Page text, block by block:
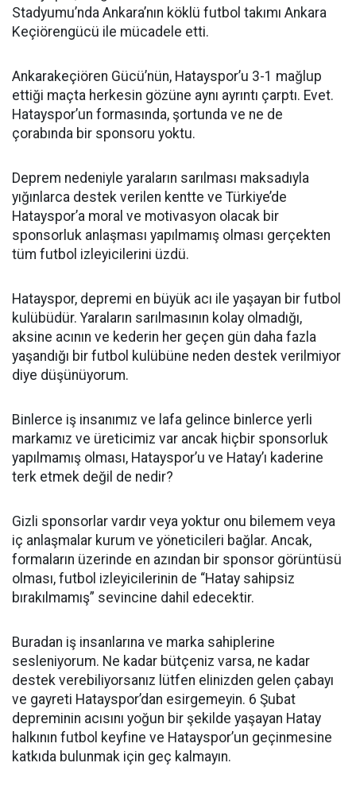
Stadyumu’nda Ankara’nın köklü futbol takımı Ankara
Keçiörengücü ile mücadele etti.
Ankarakeçiören Gücü’nün, Hatayspor’u 3-1 mağlup
ettiği maçta herkesin gözüne aynı ayrıntı çarptı. Evet.
Hatayspor’un formasında, şortunda ve ne de
çorabında bir sponsoru yoktu.
Deprem nedeniyle yaraların sarılması maksadıyla
yığınlarca destek verilen kentte ve Türkiye’de
Hatayspor’a moral ve motivasyon olacak bir
sponsorluk anlaşması yapılmamış olması gerçekten
tüm futbol izleyicilerini üzdü.
Hatayspor, depremi en büyük acı ile yaşayan bir futbol
kulübüdür. Yaraların sarılmasının kolay olmadığı,
aksine acının ve kederin her geçen gün daha fazla
yaşandığı bir futbol kulübüne neden destek verilmiyor
diye düşünüyorum.
Binlerce iş insanımız ve lafa gelince binlerce yerli
markamız ve üreticimiz var ancak hiçbir sponsorluk
yapılmamış olması, Hatayspor’u ve Hatay’ı kaderine
terk etmek değil de nedir?
Gizli sponsorlar vardır veya yoktur onu bilemem veya
iç anlaşmalar kurum ve yöneticileri bağlar. Ancak,
formaların üzerinde en azından bir sponsor görüntüsü
olması, futbol izleyicilerinin de “Hatay sahipsiz
bırakılmamış” sevincine dahil edecektir.
Buradan iş insanlarına ve marka sahiplerine
sesleniyorum. Ne kadar bütçeniz varsa, ne kadar
destek verebiliyorsanız lütfen elinizden gelen çabayı
ve gayreti Hatayspor’dan esirgemeyin. 6 Şubat
depreminin acısını yoğun bir şekilde yaşayan Hatay
halkının futbol keyfine ve Hatayspor’un geçinmesine
katkıda bulunmak için geç kalmayın.